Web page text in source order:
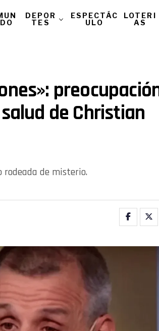
DO
DEPOR
TES
ESPECTÁC
ULO
LOTERI
AS
de Christian
de misterio.